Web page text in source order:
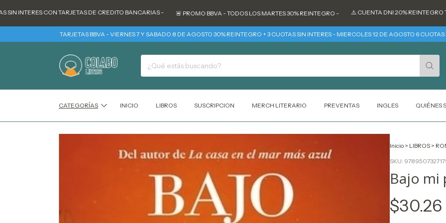
CON TARJETAS DE CREDITO BANCARIAS - 🚨 PROMO BBVA - TODOS LOS MARTES 30% REINTEGRO - ⚠️ CUENTA DNI 20% REINTEGRO TODOS
TARJETAS BBVA - VIERNES 7 Y SABADO 8 DE AGOSTO 30% REINTEGRO + 3 CUOTAS SIN INTERES - MIERCOLES 12 DE AGOSTO 6 CUOTAS SIN
CATEGORÍAS INICIO LIBROS SUSCRIPCION MERCH LITERARIO PREVENTAS INGLES QUIÉNES
Inicio > LIBROS >
SKU:
Bajo mi
$30.26